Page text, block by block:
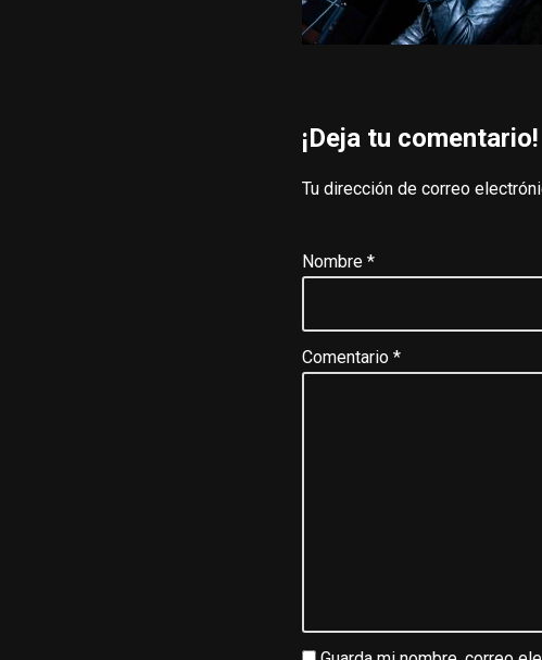
¡Deja tu comentario!
Tu dirección de correo
Nombre *
Comentario *